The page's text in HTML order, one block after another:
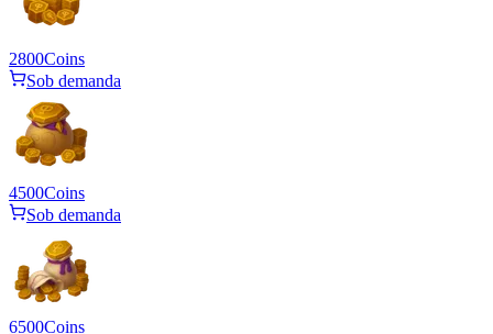
2800Coins
Sob demanda
4500Coins
Sob demanda
6500Coins